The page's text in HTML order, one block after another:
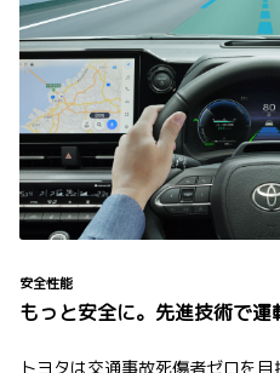
安全性能
もっと安全に。先進技術で運
トヨタは交通事故死傷者ゼロを目